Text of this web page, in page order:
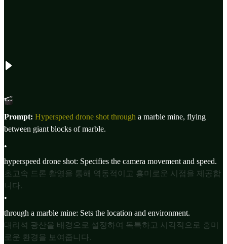
Prompt: Hyperspeed drone shot through a marble mine, flying
between giant blocks of marble.
•
hyperspeed drone shot: Specifies the camera movement and speed.
초고속 드론 촬영을 통해 역동적이고 흥미로운 시점을 제공합
니다.
•
through a marble mine: Sets the location and environment.
대리석 광산을 배경으로 설정하여 독특하고 시각적으로 흥미
로운 환경을 보여줍니다.